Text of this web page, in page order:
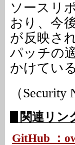
ソースリ
おり、今
が反映さ
パッチの
かけている
（Security
関連リン
GitHub ：